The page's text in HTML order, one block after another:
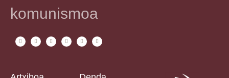
komunismoa